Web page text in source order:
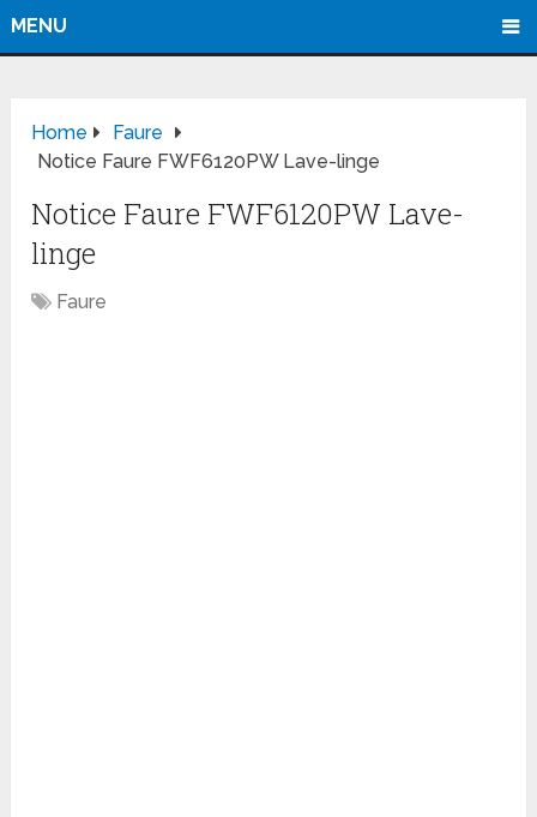
MENU
Home
Faure
Notice Faure FWF6120PW Lave-linge
Notice Faure FWF6120PW Lave-
linge
Faure